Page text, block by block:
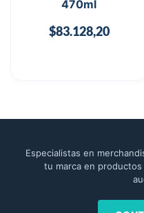
470ml
$83.128,20
Especialistas en
tu marca en